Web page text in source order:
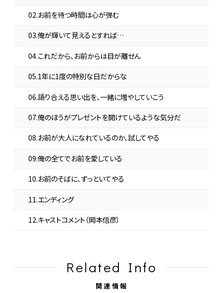
02.お前を待つ時間は心が弾む
03.俺が輝いて見えるとすれば…
04.これだから、お前からは目が離せん
05.1年に1度の特別な日だからな
06.語り合える思い出を、一緒に増やしていこう
07.俺のほうがプレゼントを開けているような気分だ
08.お前が大人になれているのか、試してやる
09.俺の全てでお前を愛している
10.お前のそばに、ずっといてやる
11.エンディング
12.キャストコメント（岡本信彦）
Related Info
関連情報